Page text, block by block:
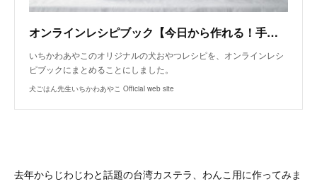
オンラインレシピブック【今日から作れる！手作り犬おやつレシピ】
いちかわあやこのオリジナルの犬おやつレシピを、オンラインレシ
ピブックにまとめることにしました。
犬ごはん先生いちかわあやこ Official web site
去年からじわじわと話題の台湾カステラ、わんこ用に作ってみま